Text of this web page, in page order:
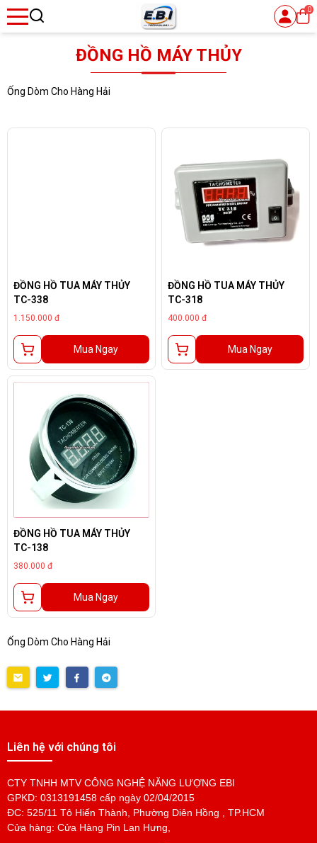
menu
0
ĐỒNG HỒ MÁY THỦY
Ống Dòm Cho Hàng Hải
ĐỒNG HỒ TUA MÁY THỦY
TC-338
1.150.000 đ
Mua Ngay
ĐỒNG HỒ TUA MÁY THỦY
TC-318
400.000 đ
Mua Ngay
ĐỒNG HỒ TUA MÁY THỦY
TC-138
380.000 đ
Mua Ngay
Ống Dòm Cho Hàng Hải
Liên hệ với chúng tôi
CTY TNHH MTV CÔNG NGHỆ NĂNG LƯỢNG EBI
GPKD: 0313191458 cấp ngày 02/04/2015
ĐC: 525/11 Tô Hiến Thành, Phường Diên Hồng , TP.HCM
Cửa hàng: Cửa Hàng Pin Lan Hưng,